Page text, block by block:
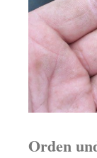
Orden